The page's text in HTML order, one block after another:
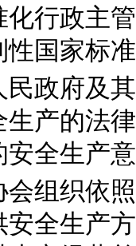
行政主
国家标
政府及
产的法
全生产
组织依
全生产